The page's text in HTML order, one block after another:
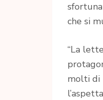
che si
“La
molti di